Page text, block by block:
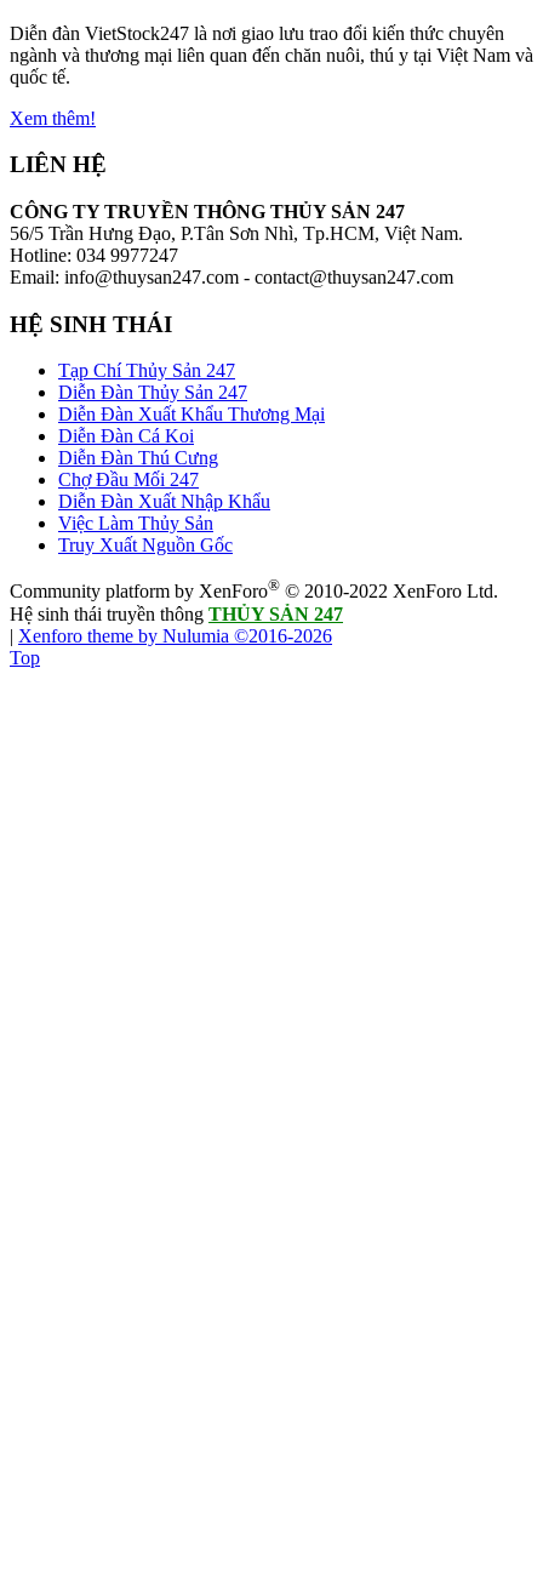
Diễn đàn VietStock247 là nơi giao lưu trao đổi kiến thức chuyên
ngành và thương mại liên quan đến chăn nuôi, thú y tại Việt Nam và
quốc tế.
Xem thêm!
LIÊN HỆ
CÔNG TY TRUYỀN THÔNG THỦY SẢN 247
56/5 Trần Hưng Đạo, P.Tân Sơn Nhì, Tp.HCM, Việt Nam.
Hotline: 034 9977247
Email: info@thuysan247.com - contact@thuysan247.com
HỆ SINH THÁI
Tạp Chí Thủy Sản 247
Diễn Đàn Thủy Sản 247
Diễn Đàn Xuất Khẩu Thương Mại
Diễn Đàn Cá Koi
Diễn Đàn Thú Cưng
Chợ Đầu Mối 247
Diễn Đàn Xuất Nhập Khẩu
Việc Làm Thủy Sản
Truy Xuất Nguồn Gốc
Community platform by XenForo® © 2010-2022 XenForo Ltd.
Hệ sinh thái truyền thông THỦY SẢN 247
| Xenforo theme by Nulumia ©2016-2026
Top